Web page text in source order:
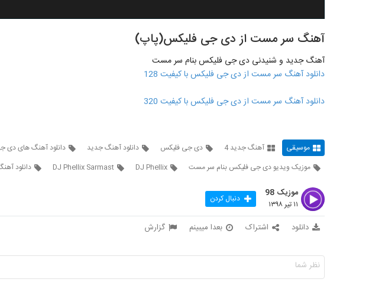
آهنگ سر مست از دی جی فلیکس(پاپ)
آهنگ جدید و شنیدنی دی جی فلیکس بنام سر مست
دانلود آهنگ سر مست از دی جی فلیکس با کیفیت 128
دانلود آهنگ سر مست از دی جی فلیکس با کیفیت 320
موسیقی آهنگ جدید 4 دی جی فلیکس دانلود آهنگ جدید
دانلود آهنگ های دی
موزیک ویدیو دی جی فلیکس بنام سر مست
DJ Phellix
DJ Phellix Sarmast دانلود
موزیک 98
۱۱ تیر ۱۳۹۸ دنبال کردن
دانلود اشتراک بعدا میبینم گزارش